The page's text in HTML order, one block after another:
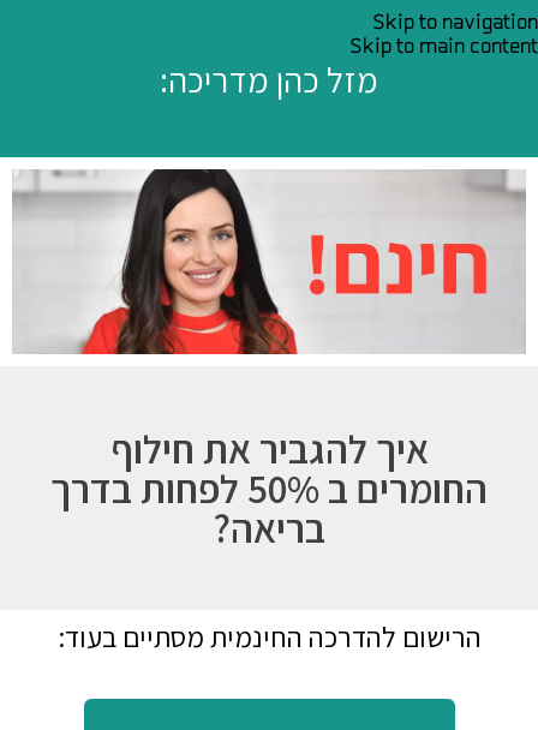
Skip to navigation
Skip to main content
מזל כהן מדריכה:
איך להגביר את חילוף
החומרים ב 50% לפחות בדרך
בריאה?
הרישום להדרכה החינמית מסתיים בעוד: